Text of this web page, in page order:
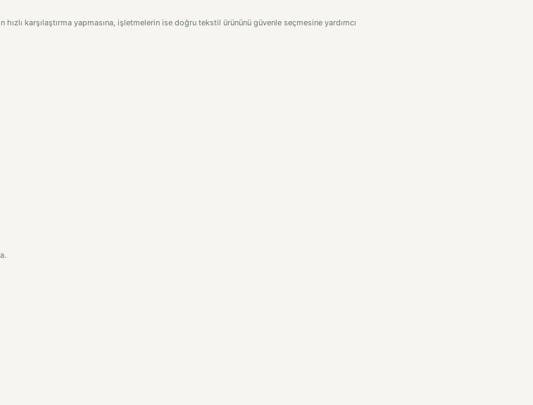
karşılaştırma yapmasına, işletmelerin ise doğru tekstil ürününü güvenle seçmesine yardımcı